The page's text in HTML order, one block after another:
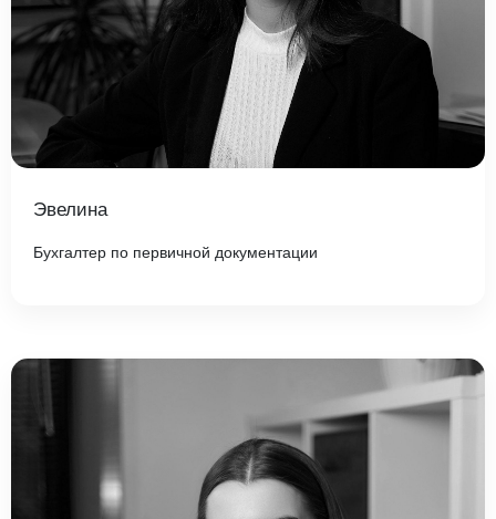
Эвелина
Бухгалтер по первичной документации